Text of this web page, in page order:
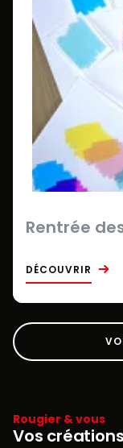
Rentrée
DÉCOUVRIR
Rougier & vous
Vos